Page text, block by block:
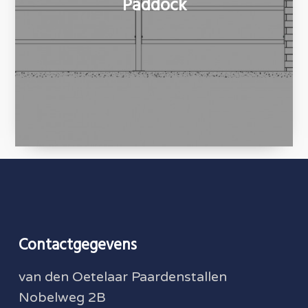
Paddock
Contactgegevens
van den Oetelaar Paardenstallen
Nobelweg 2B